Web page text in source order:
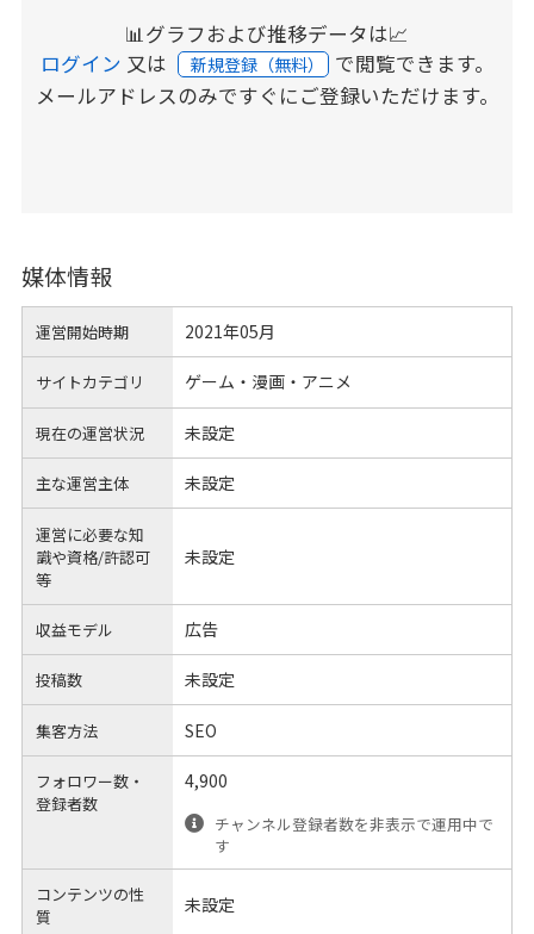
📊グラフおよび推移データは📈
ログイン 又は 新規登録（無料） で閲覧できます。
メールアドレスのみですぐにご登録いただけます。
媒体情報
運営開始時期 2021年05月
サイトカテゴリ ゲーム・漫画・アニメ
現在の運営状況 未設定
主な運営主体 未設定
運営に必要な知
識や資格/許認可
等
未設定
収益モデル 広告
投稿数 未設定
集客方法 SEO
フォロワー数・
登録者数
4,900
チャンネル登録者数を非表示で運用中で
す
コンテンツの性
質
未設定